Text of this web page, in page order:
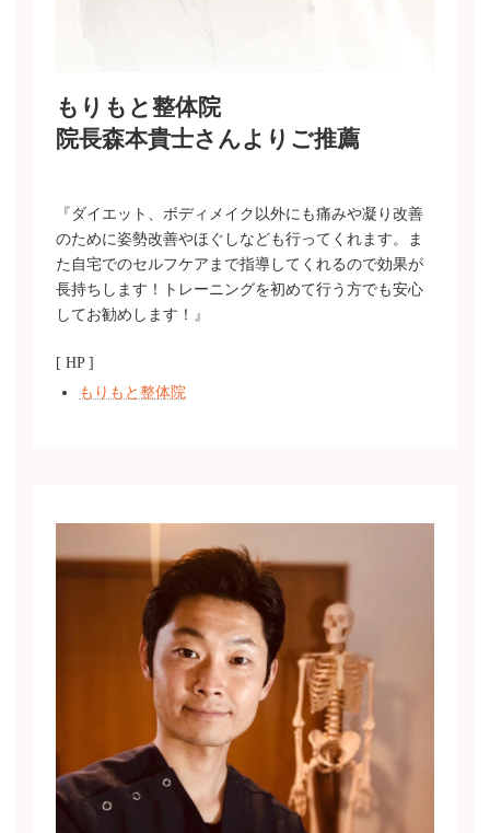
もりもと整体院
院長森本貴士さんよりご推薦
『ダイエット、ボディメイク以外にも痛みや凝り改善
のために姿勢改善やほぐしなども行ってくれます。ま
た自宅でのセルフケアまで指導してくれるので効果が
長持ちします！トレーニングを初めて行う方でも安心
してお勧めします！』
[ HP ]
もりもと整体院